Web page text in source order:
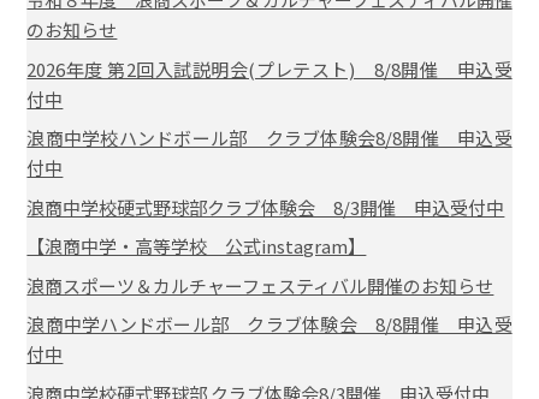
のお知らせ
2026年度 第2回入試説明会(プレテスト) 8/8開催 申込受
付中
浪商中学校ハンドボール部 クラブ体験会8/8開催 申込受
付中
浪商中学校硬式野球部クラブ体験会 8/3開催 申込受付中
【浪商中学・高等学校 公式instagram】
浪商スポーツ＆カルチャーフェスティバル開催のお知らせ
浪商中学ハンドボール部 クラブ体験会 8/8開催 申込受
付中
浪商中学校硬式野球部 クラブ体験会8/3開催 申込受付中